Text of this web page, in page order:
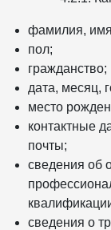
фамилия,
пол;
гражданство;
дата, месяц,
место
контактные
почты;
сведения об
сведения о